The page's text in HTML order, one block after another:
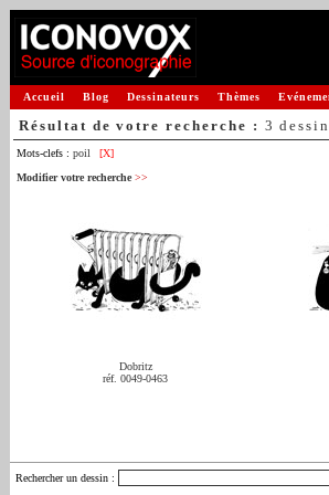
Accueil Blog Dessinateurs Thèmes
Résultat de votre recherche : 3
Mots-clefs : poil
[X]
Modifier votre recherche >>
Dobritz
réf. 0049-0463
Rechercher un dessin :